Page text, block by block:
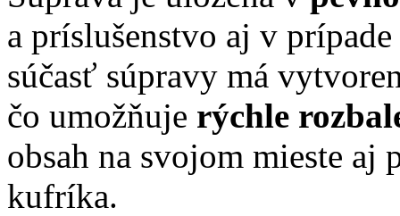
a príslušenstvo aj v
súčasť súpravy má
čo umožňuje rýchle
obsah na svojom mieste
kufríka.